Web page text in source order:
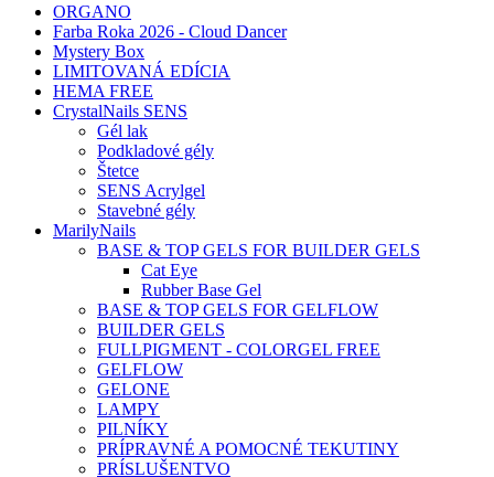
ORGANO
Farba Roka 2026 - Cloud Dancer
Mystery Box
LIMITOVANÁ EDÍCIA
HEMA FREE
CrystalNails SENS
Gél lak
Podkladové gély
Štetce
SENS Acrylgel
Stavebné gély
MarilyNails
BASE & TOP GELS FOR BUILDER GELS
Cat Eye
Rubber Base Gel
BASE & TOP GELS FOR GELFLOW
BUILDER GELS
FULLPIGMENT - COLORGEL FREE
GELFLOW
GELONE
LAMPY
PILNÍKY
PRÍPRAVNÉ A POMOCNÉ TEKUTINY
PRÍSLUŠENTVO